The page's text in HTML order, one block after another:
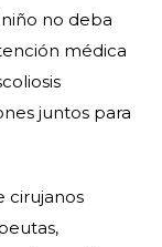
no deba
médica
juntos para
cirujanos